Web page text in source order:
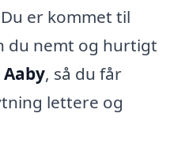
er kommet til
du nemt og hurtigt
, så du får
lettere og